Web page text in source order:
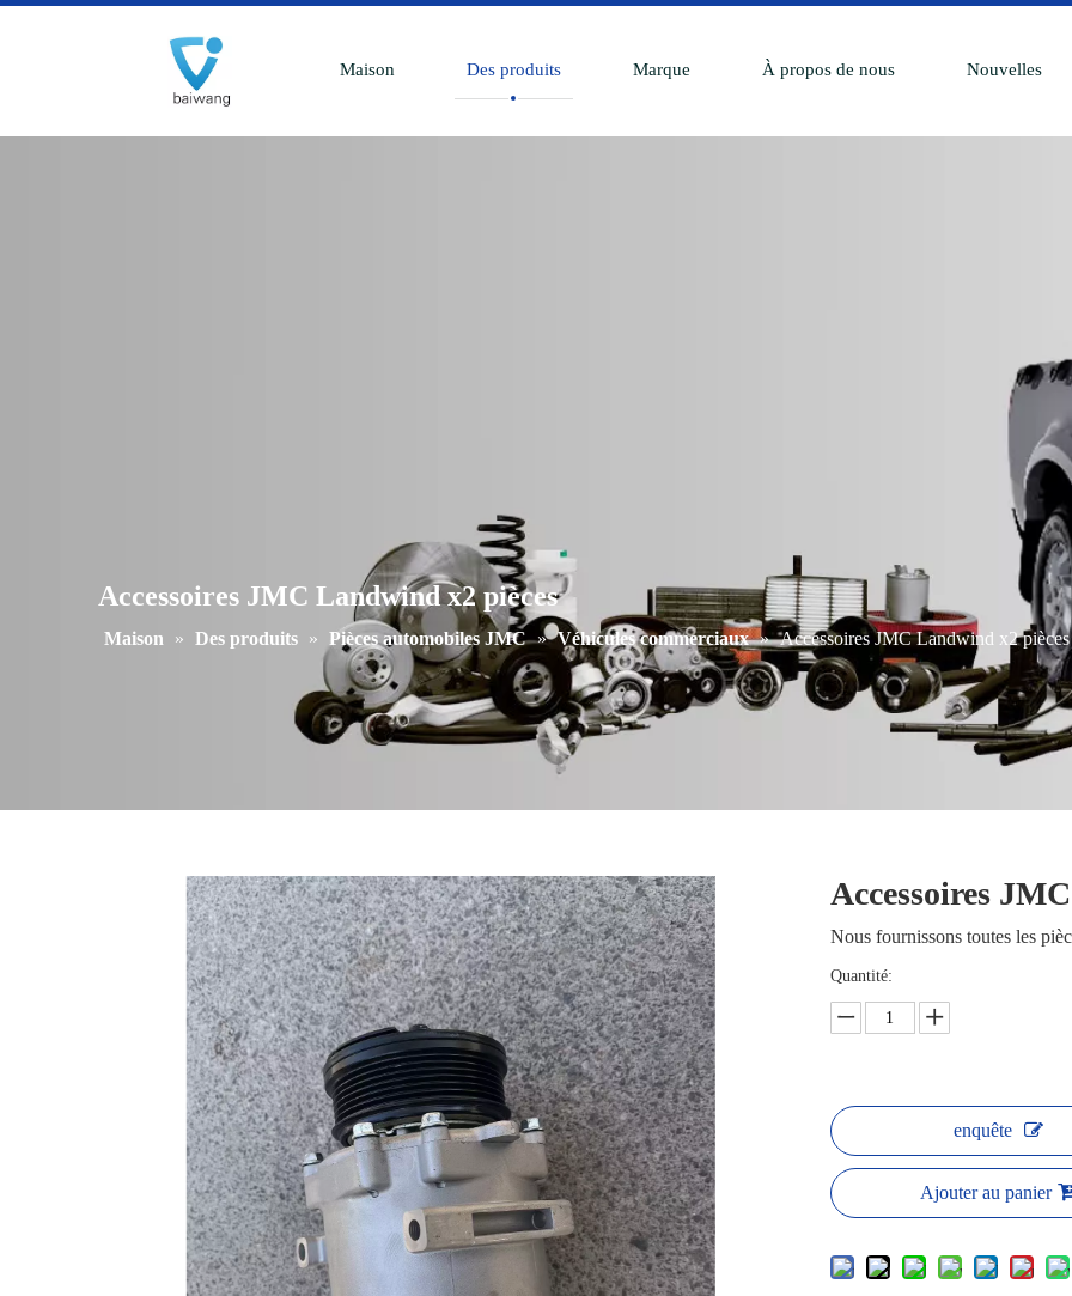
Maison Des produits Marque À propos de nous Nouvelles
Accessoires JMC Landwind x2 pièces
Maison » Des produits » Pièces automobiles JMC » Véhicules commerciaux » Accessoires JMC Landwind x2 pièces
Accessoires
Nous fournissons toutes les
Quantité:
enquête
Ajouter au panier